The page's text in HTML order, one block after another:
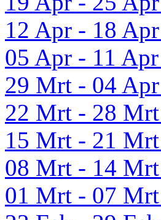
12 Apr - 18
05 Apr - 11
29 Mrt - 04
22 Mrt - 28
15 Mrt - 21
08 Mrt - 14
01 Mrt - 07